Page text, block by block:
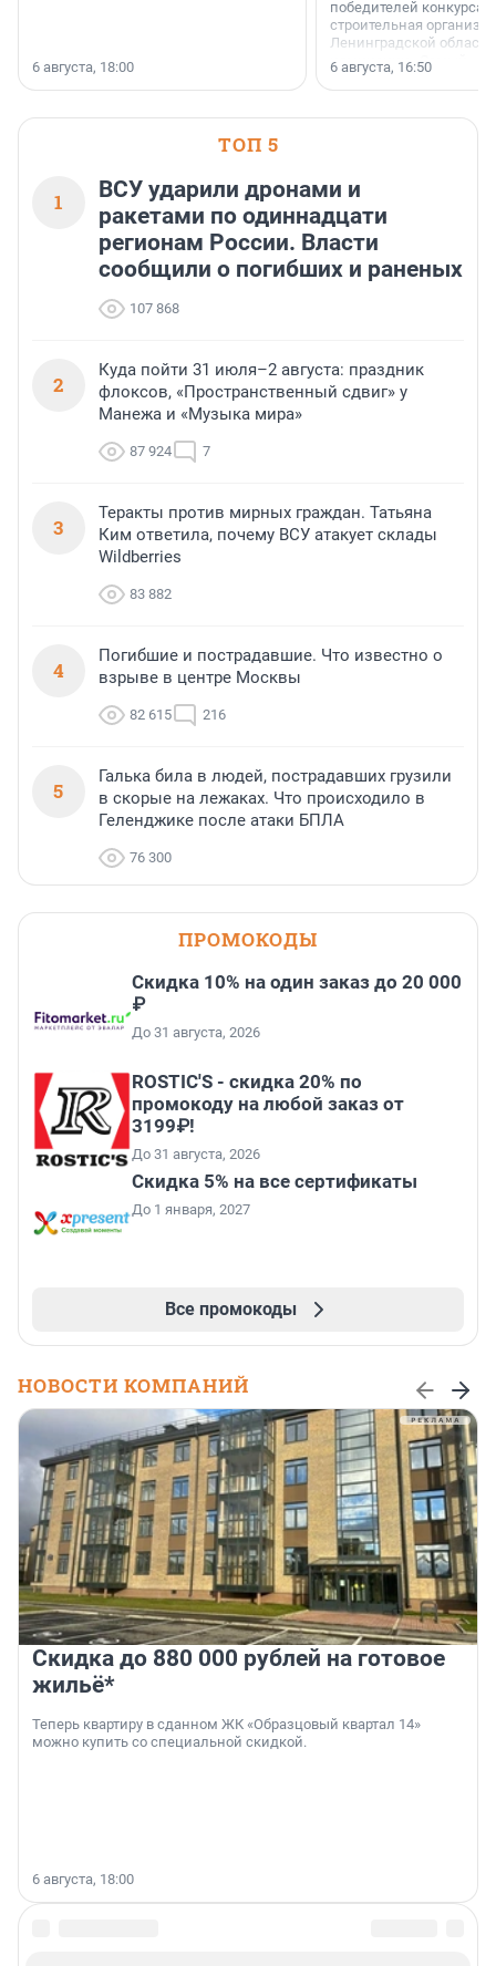
6 августа, 18:00
победителей конкурса
строительная
Ленинградской области
номинации «Самый
застройщик
области».
6 августа, 16:50
ТОП 5
1
ВСУ ударили дронами и
ракетами по одиннадцати
регионам России. Власти
сообщили о погибших и раненых
107 868
2
Куда пойти 31 июля–2 августа: праздник
флоксов, «Пространственный сдвиг» у
Манежа и «Музыка мира»
87 924 7
3
Теракты против мирных граждан. Татьяна
Ким ответила, почему ВСУ атакует склады
Wildberries
83 882
4
Погибшие и пострадавшие. Что известно о
взрыве в центре Москвы
82 615 216
5
Галька била в людей, пострадавших грузили
в скорые на лежаках. Что происходило в
Геленджике после атаки БПЛА
76 300
ПРОМОКОДЫ
Скидка 10% на один заказ до 20 000
₽
До 31 августа, 2026
ROSTIC'S - скидка 20% по
промокоду на любой заказ от
3199₽!
До 31 августа, 2026
Скидка 5% на все сертификаты
До 1 января, 2027
Все промокоды
НОВОСТИ КОМПАНИЙ
Скидка до 880 000 рублей на готовое
жильё*
Теперь квартиру в сданном ЖК «Образцовый квартал 14»
можно купить со специальной скидкой.
6 августа, 18:00